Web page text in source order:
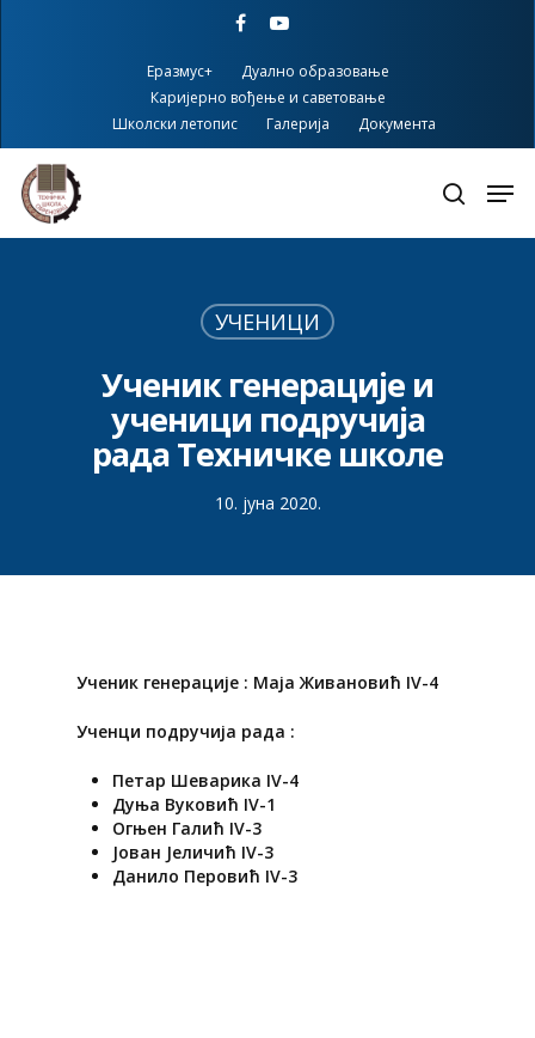
facebookyoutube
Еразмус+
Дуално образовање
Каријерно вођење и саветовање
Школски летопис
Галерија Документа
УЧЕНИЦИ
Ученик генерације и
ученици подручија
рада Техничке школе
10. јуна 2020.
Ученик генерације : Маја Живановић IV-4
Ученци подручија рада :
Петар Шеварика IV-4
Дуња Вуковић IV-1
Огњен Галић IV-3
Јован Јеличић IV-3
Данило Перовић IV-3